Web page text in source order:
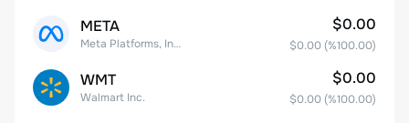
META
Meta Platforms, Inc. Class A Common Stock
$0.00
$0.00 (%100.00)
WMT
Walmart Inc.
$0.00
$0.00 (%100.00)